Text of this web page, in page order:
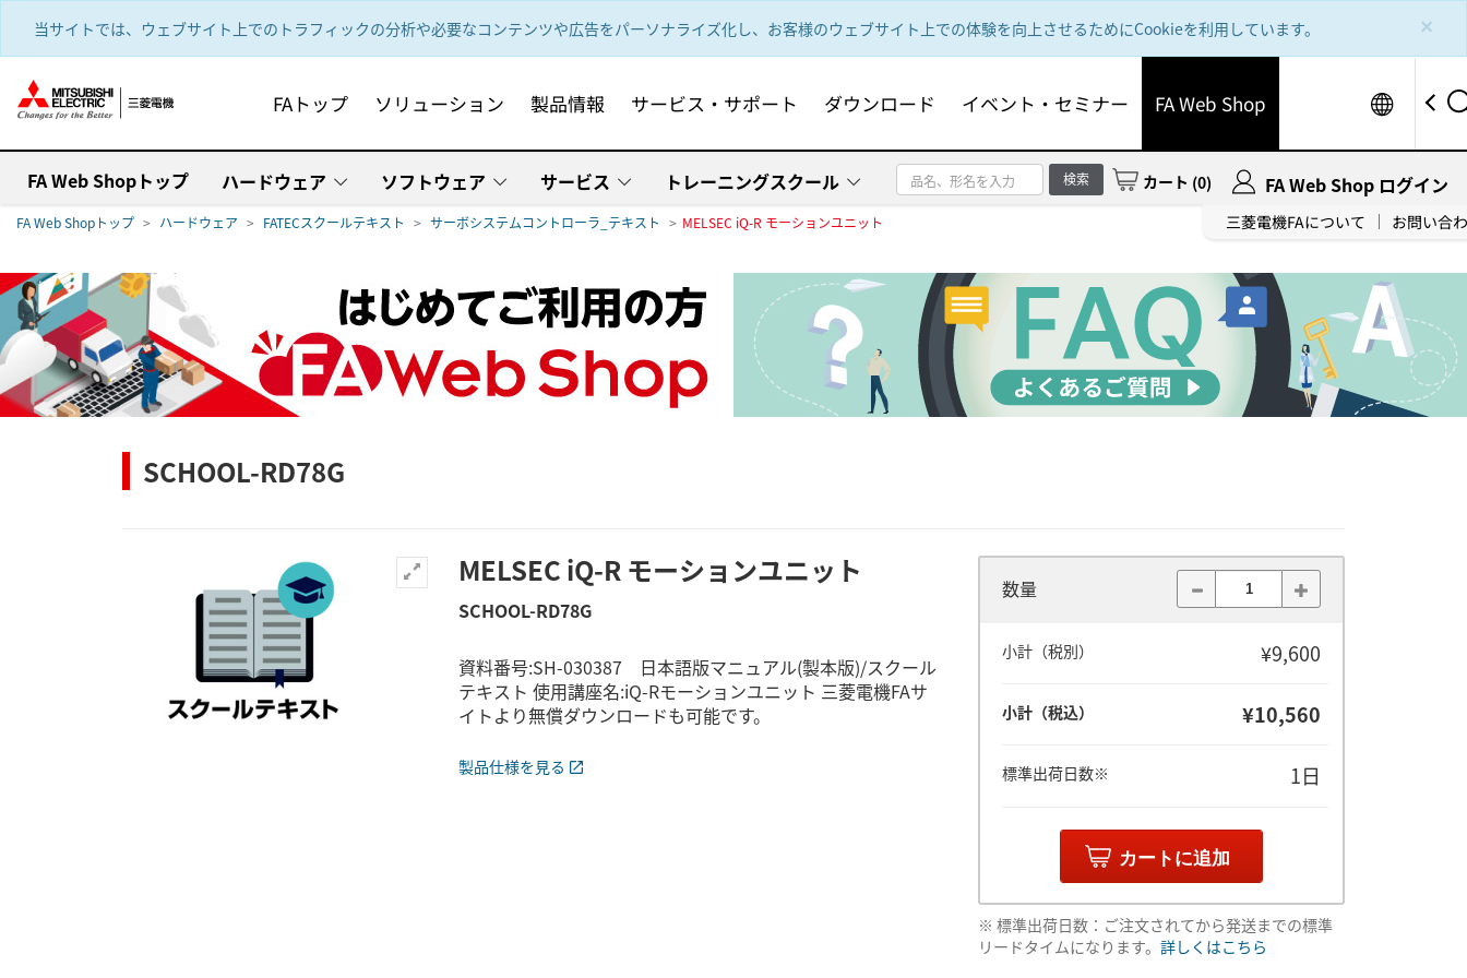
×
当サイトでは、ウェブサイト上でのトラフィックの分析や必要なコンテンツや広告をパーソナライズ化し、お客様のウェブサイト上での体験を向上させるためにCookieを利用しています。
FAトップ ソリューション 製品情報 サービス・サポート ダウンロード イベント・セミナー FA Web Shop
三菱電機FAについて お問い合
FA Web Shopトップ ハードウェア ソフトウェア サービス トレーニングスクール 検索 カート (0) FA Web Shop ログイン
FA Web Shopトップ ハードウェア FATECスクールテキスト サーボシステムコントローラ_テキスト MELSEC iQ-R モーションユニット
SCHOOL-RD78G
MELSEC iQ-R モーションユニット
SCHOOL-RD78G
資料番号:SH-030387 日本語版マニュアル(製本版)/スクール
テキスト 使用講座名:iQ-Rモーションユニット 三菱電機FAサ
イトより無償ダウンロードも可能です。
製品仕様を見る
数量
小計（税別） ¥9,600
小計（税込） ¥10,560
標準出荷日数※ 1日
カートに追加
※ 標準出荷日数：ご注文されてから発送までの標準
リードタイムになります。 詳しくはこちら